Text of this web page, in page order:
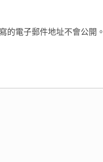
的電子郵件地址不會公開。